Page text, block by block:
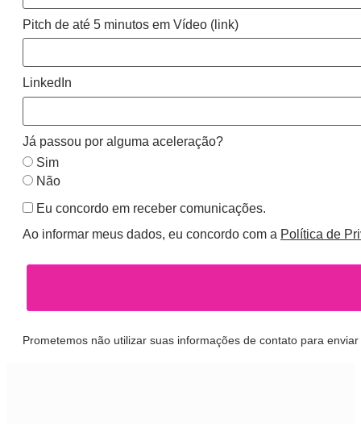
Pitch de até 5 minutos em Vídeo (link)
LinkedIn
Já passou por alguma aceleração?
Sim
Não
Eu concordo em receber comunicações.
Ao informar meus dados, eu concordo com a Política de
Prometemos não utilizar suas informações de contato para